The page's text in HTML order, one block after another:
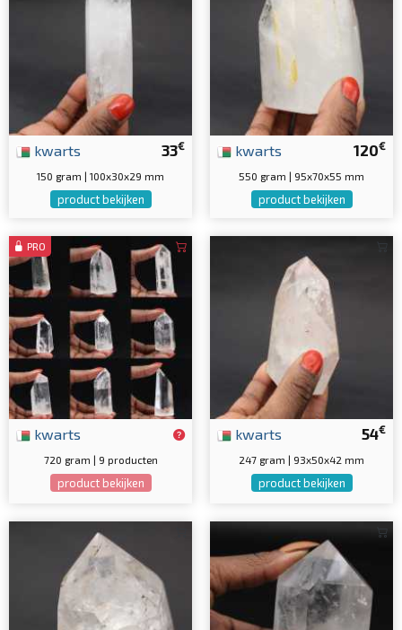
33€
kwarts
150 gram | 100x30x29 mm
product bekijken
120€
kwarts
550 gram | 95x70x55 mm
product bekijken
PRO
kwarts
720 gram | 9 producten
product bekijken
54€
kwarts
247 gram | 93x50x42 mm
product bekijken